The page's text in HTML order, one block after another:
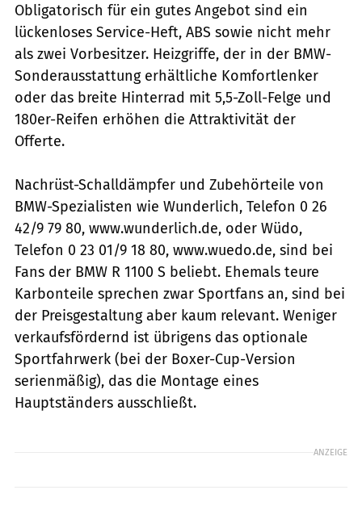
Obligatorisch für ein gutes Angebot sind ein
lückenloses Service-Heft, ABS sowie nicht mehr
als zwei Vorbesitzer. Heizgriffe, der in der BMW-
Sonderausstattung erhältliche Komfortlenker
oder das breite Hinterrad mit 5,5-Zoll-Felge und
180er-Reifen erhöhen die Attraktivität der
Offerte.
Nachrüst-Schalldämpfer und Zubehörteile von
BMW-Spezialisten wie Wunderlich, Telefon 0 26
42/9 79 80, www.wunderlich.de, oder Wüdo,
Telefon 0 23 01/9 18 80, www.wuedo.de, sind bei
Fans der BMW R 1100 S beliebt. Ehemals teure
Karbonteile sprechen zwar Sportfans an, sind bei
der Preisgestaltung aber kaum relevant. Weniger
verkaufsfördernd ist übrigens das optionale
Sportfahrwerk (bei der Boxer-Cup-Version
serienmäßig), das die Montage eines
Hauptständers ausschließt.
ANZEIGE